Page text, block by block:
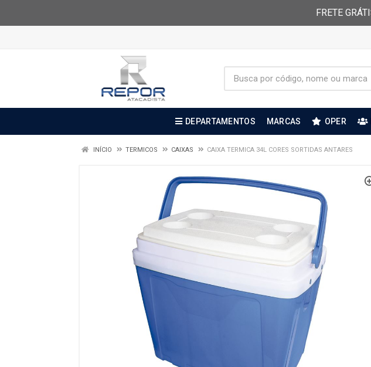
FRETE
DEPARTAMENTOS MARCAS OPER
INÍCIO TERMICOS CAIXAS CAIXA TERMICA 34L CORES SORTIDAS ANTARES